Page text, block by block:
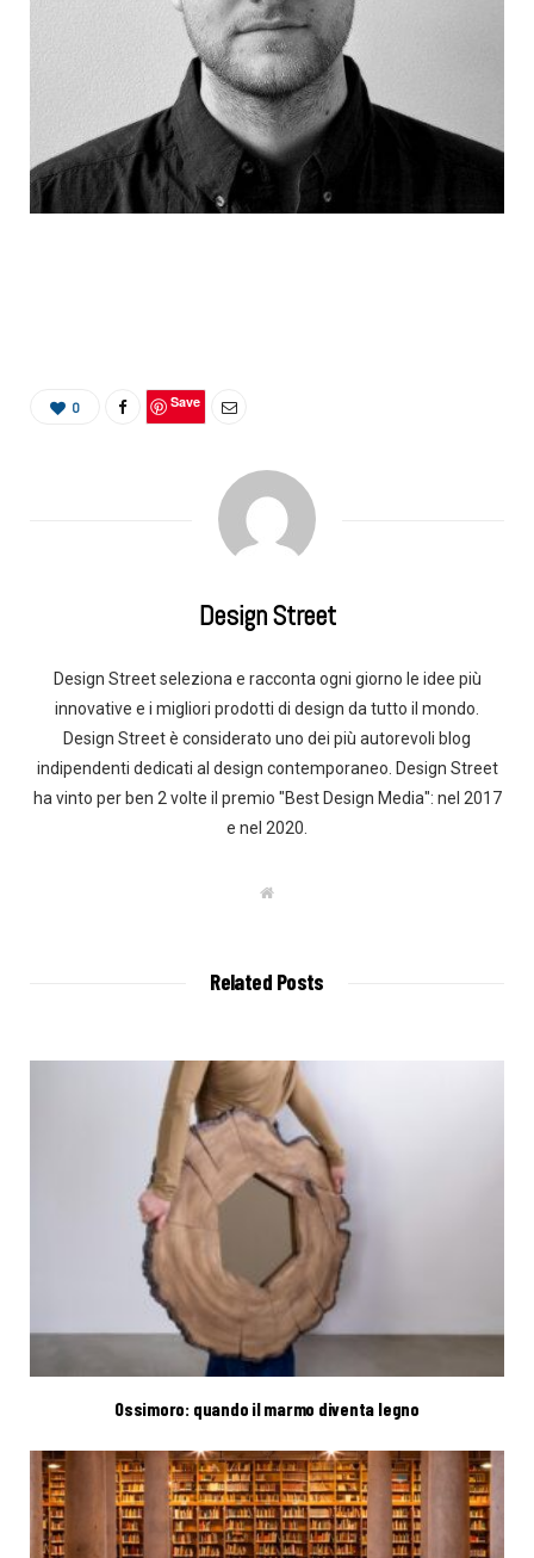
0 Save
Design Street
Design Street seleziona e racconta ogni giorno le idee più
innovative e i migliori prodotti di design da tutto il mondo.
Design Street è considerato uno dei più autorevoli blog
indipendenti dedicati al design contemporaneo. Design Street
ha vinto per ben 2 volte il premio "Best Design Media": nel 2017
e nel 2020.
W
Related Posts
Ossimoro: quando il marmo diventa legno